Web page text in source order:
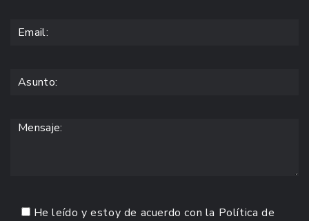
He leído y estoy de acuerdo con la Política de